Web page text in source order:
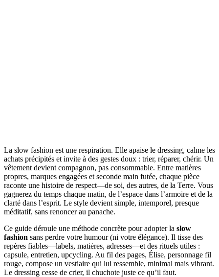
La slow fashion est une respiration. Elle apaise le dressing, calme les
achats précipités et invite à des gestes doux : trier, réparer, chérir. Un
vêtement devient compagnon, pas consommable. Entre matières
propres, marques engagées et seconde main futée, chaque pièce
raconte une histoire de respect—de soi, des autres, de la Terre. Vous
gagnerez du temps chaque matin, de l’espace dans l’armoire et de la
clarté dans l’esprit. Le style devient simple, intemporel, presque
méditatif, sans renoncer au panache.
Ce guide déroule une méthode concrète pour adopter la slow
fashion sans perdre votre humour (ni votre élégance). Il tisse des
repères fiables—labels, matières, adresses—et des rituels utiles :
capsule, entretien, upcycling. Au fil des pages, Élise, personnage fil
rouge, compose un vestiaire qui lui ressemble, minimal mais vibrant.
Le dressing cesse de crier, il chuchote juste ce qu’il faut.